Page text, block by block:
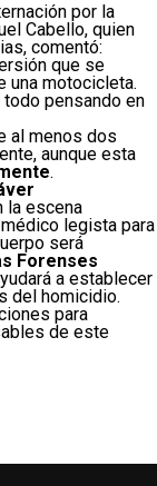
por la
Cabello, quien
comentó:
que se
una motocicleta.
pensando en
al menos dos
aunque esta
.
la escena
legista para
será
Forenses
a establecer
del homicidio.
para
de este